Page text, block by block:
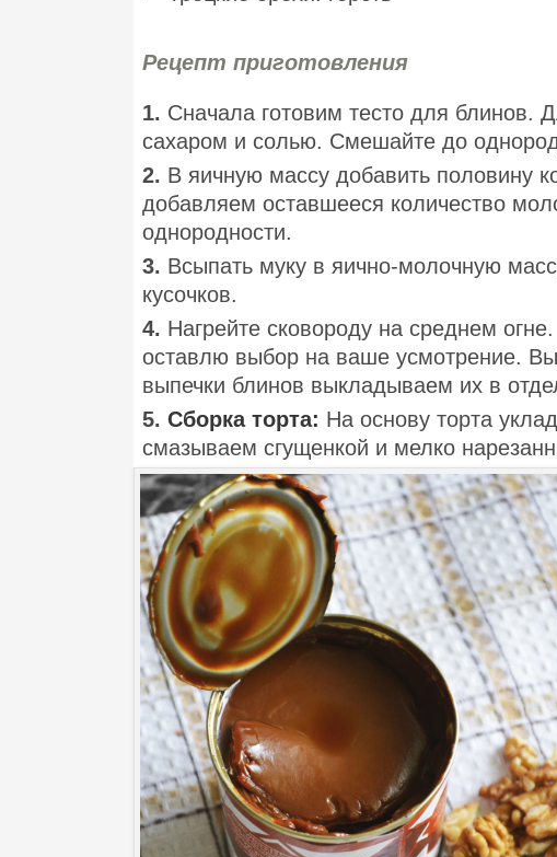
Рецепт приготовления
1. Сначала готовим тесто для блинов.
сахаром и солью. Смешайте до
2. В яичную массу добавить половину
добавляем оставшееся количество
однородности.
3. Всыпать муку в яично-молочную
кусочков.
4. Нагрейте сковороду на среднем
оставлю выбор на ваше усмотрение.
выпечки блинов выкладываем их в
5. Сборка торта: На основу торта
смазываем сгущенкой и мелко